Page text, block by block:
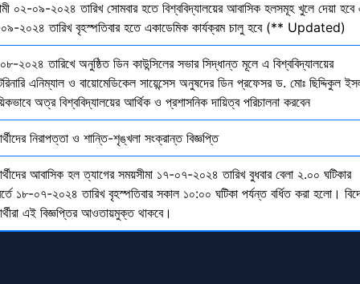
০২-০৯-২০২৪ তারিখ সোমবার হতে বিশ্ববিদ্যালয়ের আবাসিক হলসমূহ খুলে দেয়া হবে
২০২৪ তারিখ বৃহস্পতিবার হতে একাডেমিক কার্যক্রম চালু হবে (** Updated)
২০২৪ তারিখে অনুষ্ঠিত ডিন কাউন্সিলের সভার সিদ্ধান্ত মূলে এ বিশ্ববিদ্যালয়ের
এনিম্যাল ও বায়োমেডিকেল সায়েন্সেস অনুষদের ডিন প্রফেসর ড. মোঃ ছিদ্দিকুল
অত্র বিশ্ববিদ্যালয়ের আর্থিক ও প্রশাসনিক দায়িত্ব পরিচালনা করবেন
নিরাপত্তা ও শান্তি-শৃঙ্খলা সংক্রান্ত বিজ্ঞপ্তি
আবাসিক হল ত্যাগের সময়সীমা ১৭-০৭-২০২৪ তারিখ বুধবার বেলা ২.০০ ঘটিকার
১৮-০৭-২০২৪ তারিখ বৃহস্পতিবার সকাল ১০:০০ ঘটিকা পর্যন্ত বর্ধিত করা হলো।
এই বিজ্ঞপ্তির আওতায়মুক্ত থাকবে।